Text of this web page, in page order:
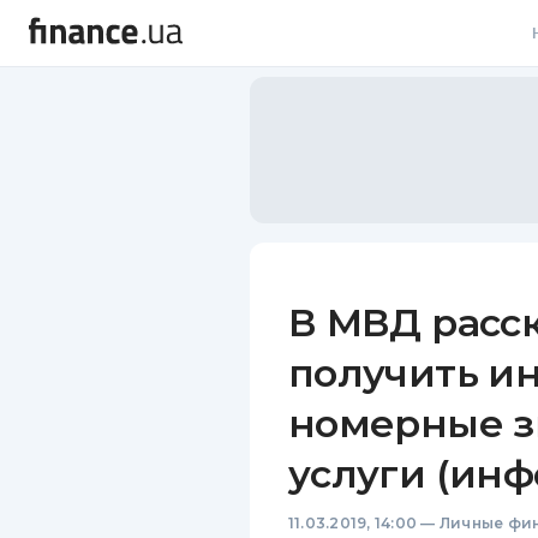
В МВД
получить
номерные
услуги
11.03.2019, 14:00 — Личные